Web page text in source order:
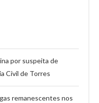
por suspeita de
Civil de Torres
remanescentes nos